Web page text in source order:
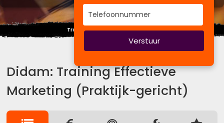
Trainen is een richting geen punt.
Didam: Training Effectieve
Marketing (Praktijk-gericht)
Verstuur